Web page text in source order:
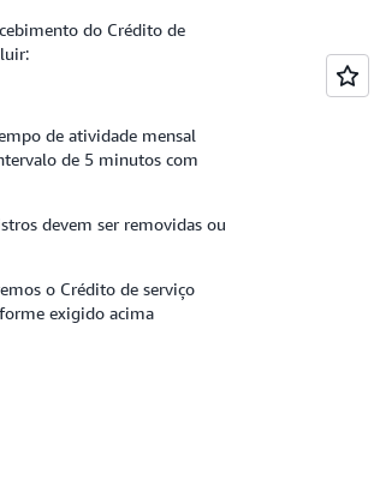
do Crédito de
de atividade mensal
de 5 minutos com
devem ser removidas ou
o Crédito de serviço
exigido acima